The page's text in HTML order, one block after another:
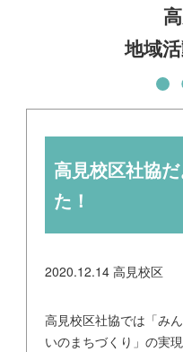
地域
高見校区社協
た！
2020.12.14 高見校区
高見校区社協では「み
いのまちづくり」の実現